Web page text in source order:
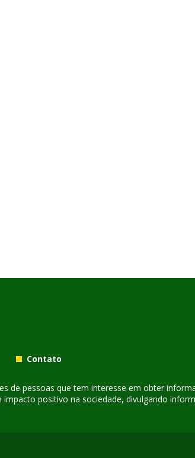
Contato
de pessoas que tem interesse em obter
positivo na sociedade, divulgando